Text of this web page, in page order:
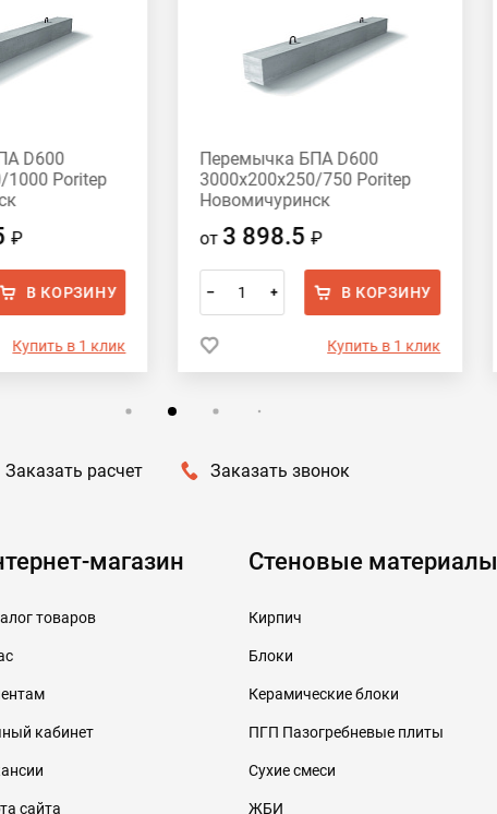
D600
1000 Poritep
₽
В КОРЗИНУ
Купить в 1 клик
Перемычка БПА D600
3000х200х250/750 Poritep
Новомичуринск
от 3 898.5₽
– + В КОРЗИНУ
Купить в 1 клик
Заказать расчет Заказать звонок
магазин
товаров
кабинет
сайта
Стеновые материалы
Кирпич
Блоки
Керамические блоки
ПГП Пазогребневые плиты
Сухие смеси
ЖБИ